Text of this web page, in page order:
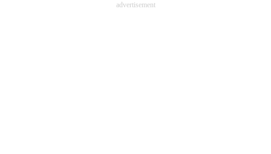
advertisement